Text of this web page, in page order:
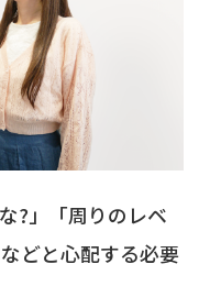
?」「周りのレベ
どと心配する必要